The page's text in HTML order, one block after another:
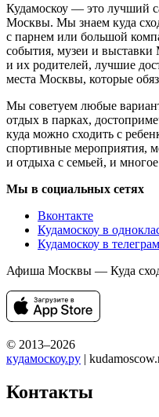
Кудамоскоу — это лучший
Москвы. Мы знаем куда
с парнем или большой
события, музеи и
и их родителей, лучшие
места Москвы, которые
Мы советуем любые
отдых в парках,
куда можно сходить с
спортивные мероприятия,
и отдыха с семьей, и
Мы в социальных сетях
Вконтакте
Кудамоскоу в
Кудамоскоу в
Афиша Москвы — Куда
© 2013–2026
кудамоскоу.ру |
Контакты